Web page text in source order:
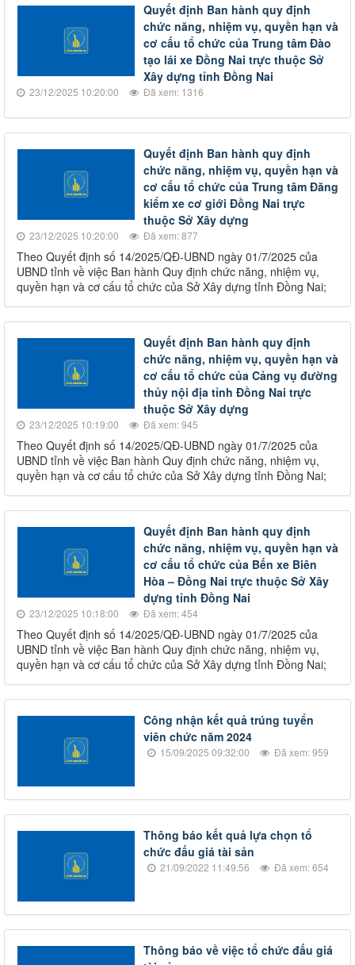
Quyết định Ban hành quy định
chức năng, nhiệm vụ, quyền hạn và
cơ cấu tổ chức của Trung tâm Đào
tạo lái xe Đồng Nai trực thuộc Sở
Xây dựng tỉnh Đồng Nai
23/12/2025 10:20:00 Đã xem: 1316
Quyết định Ban hành quy định
chức năng, nhiệm vụ, quyền hạn và
cơ cấu tổ chức của Trung tâm Đăng
kiểm xe cơ giới Đồng Nai trực
thuộc Sở Xây dựng
23/12/2025 10:20:00 Đã xem: 877
Theo Quyết định số 14/2025/QĐ-UBND ngày 01/7/2025 của
UBND tỉnh về việc Ban hành Quy định chức năng, nhiệm vụ,
quyền hạn và cơ cấu tổ chức của Sở Xây dựng tỉnh Đồng Nai;
Quyết định Ban hành quy định
chức năng, nhiệm vụ, quyền hạn và
cơ cấu tổ chức của Cảng vụ đường
thủy nội địa tỉnh Đồng Nai trực
thuộc Sở Xây dựng
23/12/2025 10:19:00 Đã xem: 945
Theo Quyết định số 14/2025/QĐ-UBND ngày 01/7/2025 của
UBND tỉnh về việc Ban hành Quy định chức năng, nhiệm vụ,
quyền hạn và cơ cấu tổ chức của Sở Xây dựng tỉnh Đồng Nai;
Quyết định Ban hành quy định
chức năng, nhiệm vụ, quyền hạn và
cơ cấu tổ chức của Bến xe Biên
Hòa – Đồng Nai trực thuộc Sở Xây
dựng tỉnh Đồng Nai
23/12/2025 10:18:00 Đã xem: 454
Theo Quyết định số 14/2025/QĐ-UBND ngày 01/7/2025 của
UBND tỉnh về việc Ban hành Quy định chức năng, nhiệm vụ,
quyền hạn và cơ cấu tổ chức của Sở Xây dựng tỉnh Đồng Nai;
Công nhận kết quả trúng tuyển
viên chức năm 2024
15/09/2025 09:32:00 Đã xem: 959
Thông báo kết quả lựa chọn tổ
chức đấu giá tài sản
21/09/2022 11:49:56 Đã xem: 654
Thông báo về việc tổ chức đấu giá